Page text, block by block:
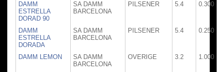
DAMM
ESTRELLA
DORAD 90
SA DAMM
BARCELONA
PILSENER 5.4 0.300
DAMM
ESTRELLA
DORADA
SA DAMM
BARCELONA
PILSENER 5.4 0.250
DAMM LEMON
SA DAMM
BARCELONA
OVERIGE 3.2 1.000